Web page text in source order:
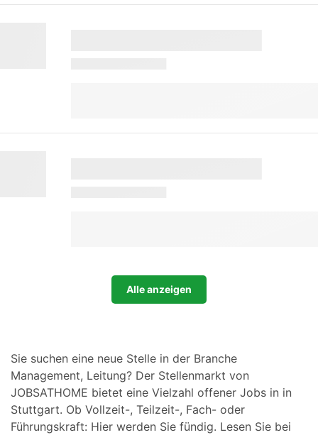
Alle anzeigen
Sie suchen eine neue Stelle in der Branche
Management, Leitung? Der Stellenmarkt von
JOBSATHOME bietet eine Vielzahl offener Jobs in in
Stuttgart. Ob Vollzeit-, Teilzeit-, Fach- oder
Führungskraft: Hier werden Sie fündig. Lesen Sie bei